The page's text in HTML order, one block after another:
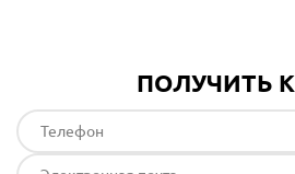
ПОЛУЧИТЬ